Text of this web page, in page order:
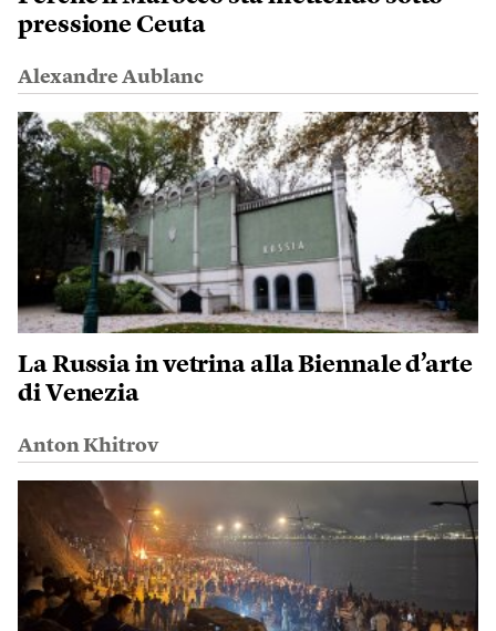
pressione Ceuta
Alexandre Aublanc
La Russia in vetrina alla Biennale d’arte
di Venezia
Anton Khitrov